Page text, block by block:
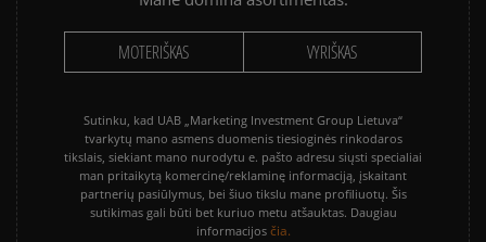
MOTERIŠKAS VYRIŠKAS
Sutinku, kad UAB „Marketing Investment Group Lietuva“
tvarkytų mano asmens duomenis tiesioginės rinkodaros
tikslais, siekiant mano nurodytu e. pašto adresu siųsti specialiai
man pritaikytą komercinę/reklaminę informaciją, įskaitant
partnerių pasiūlymus, bei šiuo tikslu mane profiliuotų. Šis
sutikimas gali būti bet kuriuo metu atšauktas. Daugiau
informacijos čia.